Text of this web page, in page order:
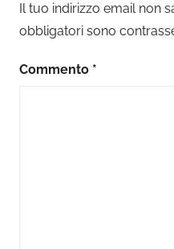
Il tuo indirizzo email non
obbligatori sono
Commento *